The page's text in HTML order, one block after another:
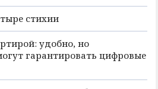
стихии
удобно, но
гарантировать цифровые